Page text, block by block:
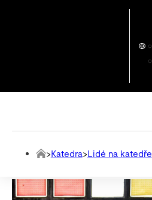
> Katedra> Lidé na katedře